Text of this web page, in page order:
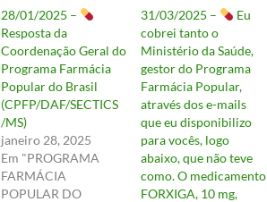
28/01/2025 –
Resposta da
Coordenação Geral do
Programa Farmácia
Popular do Brasil
(CPFP/DAF/SECTICS
/MS)
janeiro 28, 2025
Em "PROGRAMA
FARMÁCIA
POPULAR DO
31/03/2025 –
Eu
cobrei tanto o
Ministério da Saúde,
gestor do Programa
Farmácia Popular,
através dos e-mails
que eu disponibilizo
para vocês, logo
abaixo, que não teve
como. O medicamento
FORXIGA, 10 mg,